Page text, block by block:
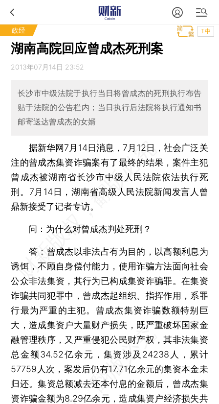
政经 T中
湖南高院回应曾成杰死刑案
2013年07月14日 23:52
长沙市中级法院于执行当日将曾成杰的死刑执行布告
贴于法院的公告栏内；当日执行后法院将执行通知书
邮寄送达曾成杰的女婿
据新华网7月14日消息，7月12日，社会广泛关
注的曾成杰集资诈骗案有了最终的结果，案件主犯
曾成杰被湖南省长沙市中级人民法院依法执行死
刑。7月14日，湖南省高级人民法院新闻发言人曾
鼎新接受了记者专访。
问：为什么对曾成杰判处死刑？
答：曾成杰以非法占有为目的，以高额利息为
诱饵，不顾自身偿付能力，使用诈骗方法面向社会
公众非法集资，其行为已构成集资诈骗罪。在集资
诈骗共同犯罪中，曾成杰起组织、指挥作用，系罪
行最为严重的主犯。曾成杰集资诈骗数额特别巨
大，造成集资户大量财产损失，既严重破坏国家金
融管理秩序，又严重侵犯公民财产权，其非法集资
总金额34.52亿余元，集资涉及24238人，累计
57759人次，案发后仍有17.71亿余元的集资本金未
归还。集资总额减去还本付息的金额后，曾成杰集
资诈骗金额为8.29亿余元，造成集资户经济损失共